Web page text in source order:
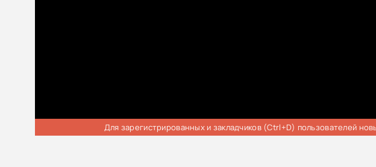
Для зарегистрированных и закладчиков (Ctrl+D) пользователей